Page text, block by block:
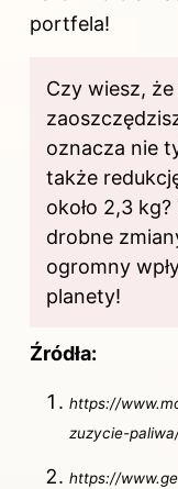
portfela!
Czy wiesz,
oznacza nie
także
około 2,3
drobne
ogromny
planety!
Źródła:
https://
zuzycie-
https://